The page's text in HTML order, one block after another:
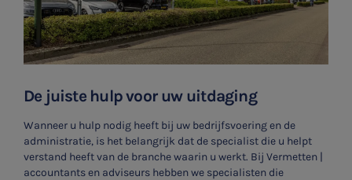
SNEL UW ANTWOORD VINDEN
Typ hieronder uw zoekterm
De juiste hulp voor uw uitdaging
Wanneer u hulp nodig heeft bij uw bedrijfsvoering en de
administratie, is het belangrijk dat de specialist die u helpt
verstand heeft van de branche waarin u werkt. Bij Vermetten |
accountants en adviseurs hebben we specialisten die